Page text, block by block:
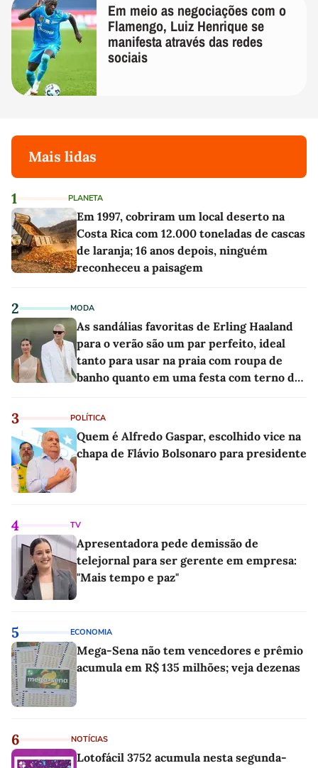
Em meio as negociações com o
Flamengo, Luiz Henrique se
manifesta através das redes
sociais
Mais lidas
1 PLANETA
Em 1997, cobriram um local deserto na
Costa Rica com 12.000 toneladas de cascas
de laranja; 16 anos depois, ninguém
reconheceu a paisagem
2 MODA
As sandálias favoritas de Erling Haaland
para o verão são um par perfeito, ideal
tanto para usar na praia com roupa de
banho quanto em uma festa com terno de
3 POLÍTICA
Quem é Alfredo Gaspar, escolhido vice na
chapa de Flávio Bolsonaro para presidente
4 TV
Apresentadora pede demissão de
telejornal para ser gerente em empresa:
"Mais tempo e paz"
5 ECONOMIA
Mega-Sena não tem vencedores e prêmio
acumula em R$ 135 milhões; veja dezenas
6 NOTÍCIAS
Lotofácil 3752 acumula nesta segunda-